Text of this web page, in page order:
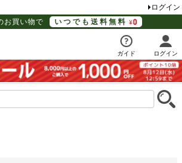
ログイン
お買い物で
いつでも送料無料
ガイド ログイン